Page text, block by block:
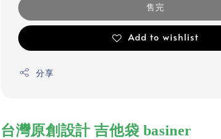
售完
Add to wishlist
分享
台灣原創設計 吉他袋 basiner